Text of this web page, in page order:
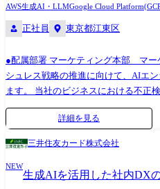
AWS生成AI・LLMGoogle Cloud
正社員 東京都江東区
●配属部署 マーケティング本部 マー
シュレス戦略の推進に向けて、AIエ
ます。 当社のビジネスにおける不正
から、パーソナライズドマーケティ
効率化・削減系の案件まで、生成AI
の解決に向けて伴走いただきます。 職務詳細 ●業務部門と連携したAIエ
ージェント/RAG等の技術を用いたア
ッジに特化したRAGアプリの設計・
エージェントの設計・開発 ・開発高
詳細を見る
三井住友カード株式会社
NEW
生成AIを活用した社内DX